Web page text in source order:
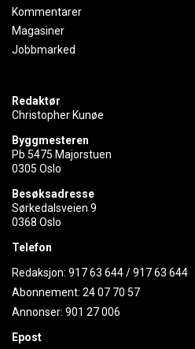
Kommentarer
Magasiner
Jobbmarked
Redaktør
Christopher Kunøe
Byggmesteren
Pb 5475 Majorstuen
0305 Oslo
Besøksadresse
Sørkedalsveien 9
0368 Oslo
Telefon
Redaksjon: 917 63 644/917 63 644
Abonnement: 24 07 70 57
Annonser: 901 27 006
Epost